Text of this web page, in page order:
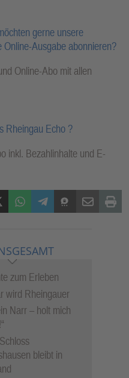
gerne unsere
Ausgabe abonnieren?
Online-Abo mit allen
Rheingau Echo ?
inkl. Bezahlinhalte und E-
WhatsAppTelegramThreemaMail Print
zum Erleben
wird Rheingauer
Narr – holt mich
bleibt in